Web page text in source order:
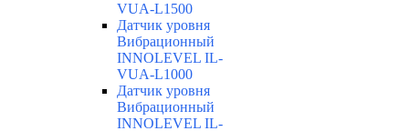
VUA-L1500
Датчик уровня
Вибрационный
INNOLEVEL IL-
VUA-L1000
Датчик уровня
Вибрационный
INNOLEVEL IL-